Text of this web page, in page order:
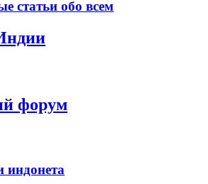
статьи обо всем
форум
индонета